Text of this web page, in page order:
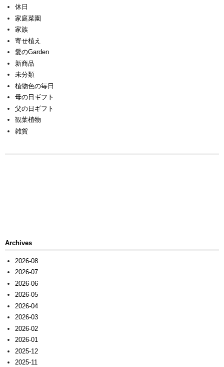
休日
家庭菜園
家族
寄せ植え
愛のGarden
新商品
未分類
植物色の毎日
母の日ギフト
父の日ギフト
観葉植物
雑貨
Archives
2026-08
2026-07
2026-06
2026-05
2026-04
2026-03
2026-02
2026-01
2025-12
2025-11